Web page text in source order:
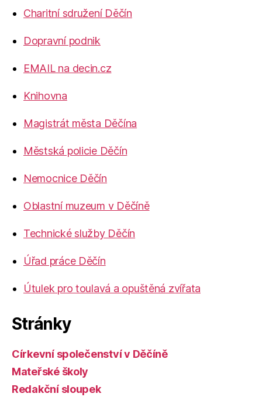
Charitní sdružení Děčín
Dopravní podnik
EMAIL na decin.cz
Knihovna
Magistrát města Děčína
Městská policie Děčín
Nemocnice Děčín
Oblastní muzeum v Děčíně
Technické služby Děčín
Úřad práce Děčín
Útulek pro toulavá a opuštěná zvířata
Stránky
Církevní společenství v Děčíně
Mateřské školy
Redakční sloupek